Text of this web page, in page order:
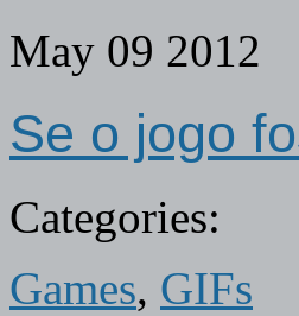
May 09 2012
Se o jogo
Categories:
Games, GIFs